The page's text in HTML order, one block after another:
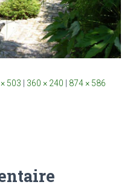
503 360 × 240 874 × 586